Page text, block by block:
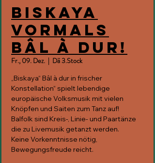
Biskaya
vormals
Bâl à dur!
Fr., 09. Dez.
  |
Dä 3.Stock
„Biskaya“ Bâl à dur in frischer
Konstellation“ spielt lebendige
europäische Volksmusik mit vielen
Knöpfen und Saiten zum Tanz auf!
Balfolk sind Kreis-, Linie- und Paartänze
die zu Livemusik getanzt werden.
Keine Vorkenntnisse nötig,
Bewegungsfreude reicht.